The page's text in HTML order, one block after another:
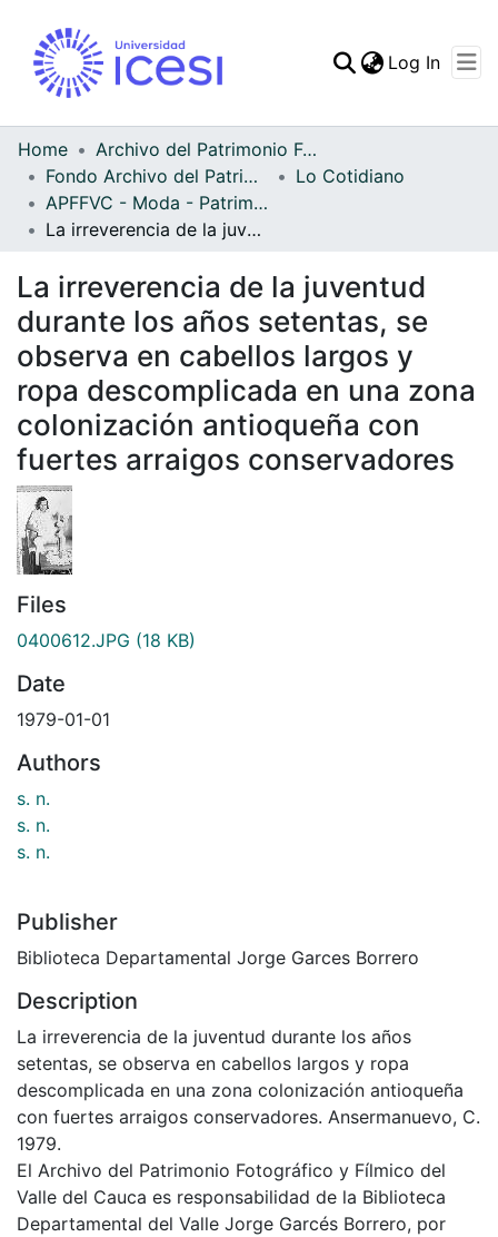
Statistics
Log In
Home
Archivo del Patrimonio Fotográfico y Fílmico del Valle del Cauca
Fondo Archivo del Patrimonio Fotográfico y Fílmico del Valle del Cauca
Lo Cotidiano
APFFVC - Moda - Patrimonial
La irreverencia de la juventud durante los años setentas, se observa en cabellos largos y ropa descomplicada en una zona colonización antioqueña con fuertes arraigos conservadores
La irreverencia de la juventud
durante los años setentas, se
observa en cabellos largos y
ropa descomplicada en una zona
colonización antioqueña con
fuertes arraigos conservadores
Files
0400612.JPG (18 KB)
Date
1979-01-01
Authors
s. n.
s. n.
s. n.
Publisher
Biblioteca Departamental Jorge Garces Borrero
Description
La irreverencia de la juventud durante los años
setentas, se observa en cabellos largos y ropa
descomplicada en una zona colonización antioqueña
con fuertes arraigos conservadores. Ansermanuevo, C.
1979.
El Archivo del Patrimonio Fotográfico y Fílmico del
Valle del Cauca es responsabilidad de la Biblioteca
Departamental del Valle Jorge Garcés Borrero, por